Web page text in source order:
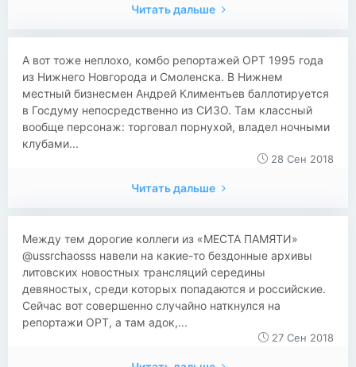
Читать дальше
А вот тоже неплохо, комбо репортажей ОРТ 1995 года
из Нижнего Новгорода и Смоленска. В Нижнем
местный бизнесмен Андрей Климентьев баллотируется
в Госдуму непосредственно из СИЗО. Там классный
вообще персонаж: торговал порнухой, владел ночными
клубами...
28 Сен 2018
Читать дальше
Между тем дорогие коллеги из «МЕСТА ПАМЯТИ»
@ussrchaosss навели на какие-то бездонные архивы
литовских новостных трансляций середины
девяностых, среди которых попадаются и российские.
Сейчас вот совершенно случайно наткнулся на
репортажи ОРТ, а там адок,...
27 Сен 2018